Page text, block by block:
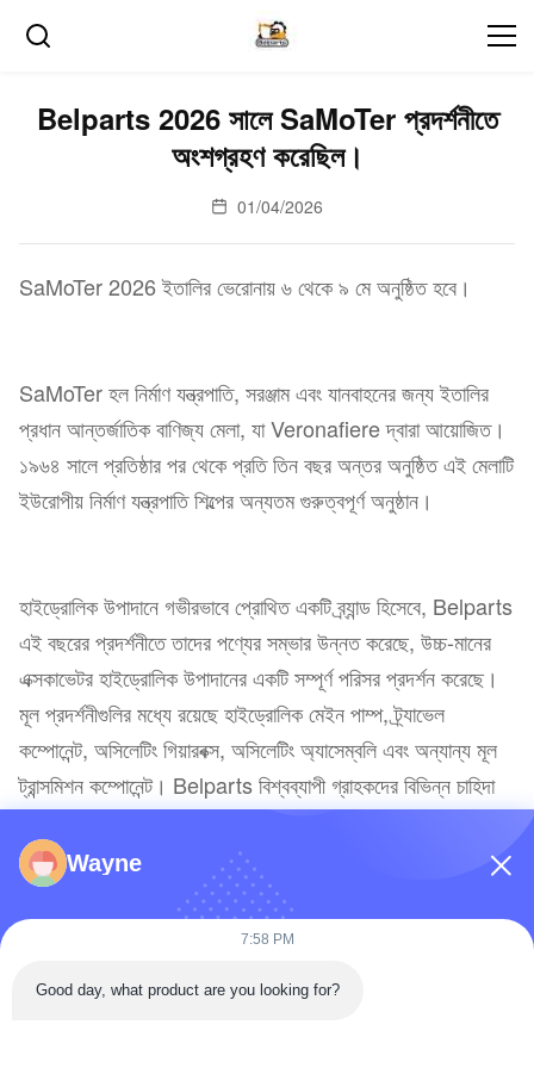
Belparts 2026 সালে SaMoTer প্রদর্শনীতে
অংশগ্রহণ করেছিল।
01/04/2026
SaMoTer 2026 ইতালির ভেরোনায় ৬ থেকে ৯ মে অনুষ্ঠিত হবে।
SaMoTer হল নির্মাণ যন্ত্রপাতি, সরঞ্জাম এবং যানবাহনের জন্য ইতালির
প্রধান আন্তর্জাতিক বাণিজ্য মেলা, যা Veronafiere দ্বারা আয়োজিত।
১৯৬৪ সালে প্রতিষ্ঠার পর থেকে প্রতি তিন বছর অন্তর অনুষ্ঠিত এই মেলাটি
ইউরোপীয় নির্মাণ যন্ত্রপাতি শিল্পের অন্যতম গুরুত্বপূর্ণ অনুষ্ঠান।
হাইড্রোলিক উপাদানে গভীরভাবে প্রোথিত একটি ব্র্যান্ড হিসেবে, Belparts
এই বছরের প্রদর্শনীতে তাদের পণ্যের সম্ভার উন্নত করেছে, উচ্চ-মানের
এক্সকাভেটর হাইড্রোলিক উপাদানের একটি সম্পূর্ণ পরিসর প্রদর্শন করেছে।
মূল প্রদর্শনীগুলির মধ্যে রয়েছে হাইড্রোলিক মেইন পাম্প, ট্র্যাভেল
কম্পোনেন্ট, অসিলেটিং গিয়ারবক্স, অসিলেটিং অ্যাসেম্বলি এবং অন্যান্য মূল
ট্রান্সমিশন কম্পোনেন্ট। Belparts বিশ্বব্যাপী গ্রাহকদের বিভিন্ন চাহিদা
সম্পূর্ণরূপে মেটাতে অসিলেটিং গিয়ারবক্স, ট্র্যাভেল গিয়ারবক্স, গিয়ারবক্স,
রেগুলেটর, প্রেসার রিডিউসিং ভালভ, ফ্যান মোটর এবং অন্যান্য আসল উচ্চ-
মানের হাইড্রোলিক পণ্যও সরবরাহ করে।
অধিকন্তু, Belparts একটি ব্যাপক বিক্রয়োত্তর সহায়তা ব্যবস্থার
Wayne
7:58 PM
Good day, what product are you looking for?